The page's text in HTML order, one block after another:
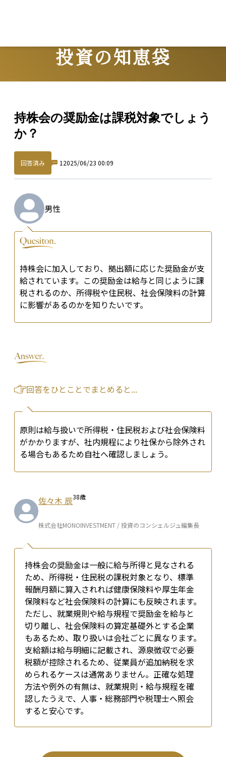
投資の知恵袋
持株会の奨励金は課税対象でしょう
か？
回答済み 1 2025/06/23 00:09
男性
持株会に加入しており、拠出額に応じた奨励金が支
給されています。この奨励金は給与と同じように課
税されるのか、所得税や住民税、社会保険料の計算
に影響があるのかを知りたいです。
回答をひとことでまとめると...
原則は給与扱いで所得税・住民税および社会保険料
がかかりますが、社内規程により社保から除外され
る場合もあるため自社へ確認しましょう。
佐々木 辰38歳
株式会社MONOINVESTMENT / 投資のコンシェルジュ編集長
持株会の奨励金は一般に給与所得と見なされる
ため、所得税・住民税の課税対象となり、標準
報酬月額に算入されれば健康保険料や厚生年金
保険料など社会保険料の計算にも反映されます。
ただし、就業規則や給与規程で奨励金を給与と
切り離し、社会保険料の算定基礎外とする企業
もあるため、取り扱いは会社ごとに異なります。
支給額は給与明細に記載され、源泉徴収で必要
税額が控除されるため、従業員が追加納税を求
められるケースは通常ありません。正確な処理
方法や例外の有無は、就業規則・給与規程を確
認したうえで、人事・総務部門や税理士へ照会
すると安心です。